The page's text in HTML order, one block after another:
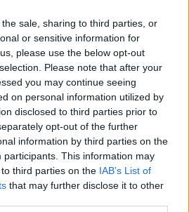
sale, sharing to third parties, or
or sensitive information for
please use the below opt-out
Please note that after your
you may continue seeing
on personal information utilized by
disclosed to third parties prior to
opt-out of the further
information by third parties on the
participants. This information may
third parties on the IAB’s List of
that may further disclose it to other
DA & NO
Kære farmere